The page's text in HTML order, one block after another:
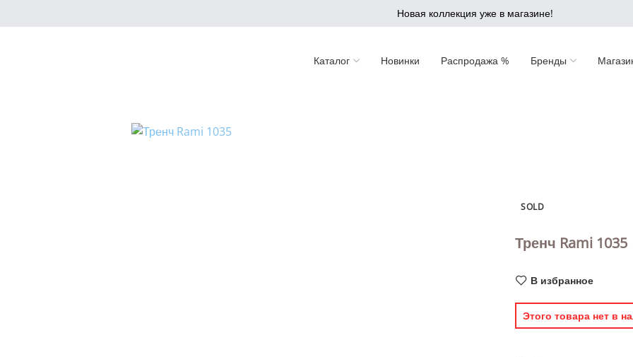
Новая коллекция уже в магазине!
Каталог Новинки Распродажа % Бренды
SOLD
Тренч Rami 1035
В избранное
Этого товара нет в